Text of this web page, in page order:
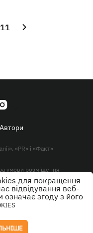
11
Автори
«PR» і «Факт»
умови розміщення
абзаці.
для покращення
відвідування веб-
згоду з його